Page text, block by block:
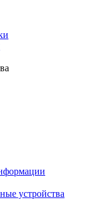
устройства